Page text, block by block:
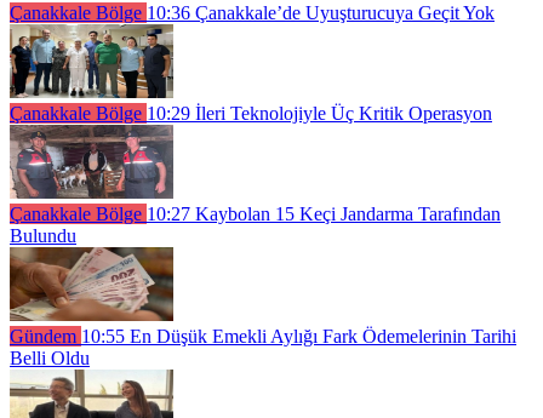
Çanakkale Bölge 10:36 Çanakkale’de Uyuşturucuya Geçit Yok
Çanakkale Bölge 10:29 İleri Teknolojiyle Üç Kritik Operasyon
Çanakkale Bölge 10:27 Kaybolan 15 Keçi Jandarma Tarafından
Bulundu
Gündem 10:55 En Düşük Emekli Aylığı Fark Ödemelerinin Tarihi
Belli Oldu